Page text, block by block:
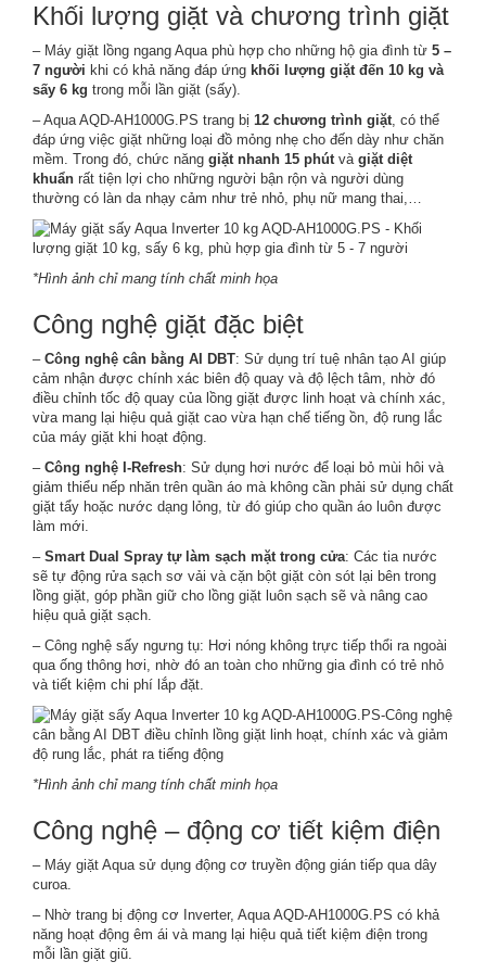
Khối lượng giặt và chương trình giặt
– Máy giặt lồng ngang Aqua phù hợp cho những hộ gia đình từ 5 –
7 người khi có khả năng đáp ứng khối lượng giặt đến 10 kg và
sấy 6 kg trong mỗi lần giặt (sấy).
– Aqua AQD-AH1000G.PS trang bị 12 chương trình giặt, có thể
đáp ứng việc giặt những loại đồ mỏng nhẹ cho đến dày như chăn
mềm. Trong đó, chức năng giặt nhanh 15 phútvà giặt diệt
khuẩn rất tiện lợi cho những người bận rộn và người dùng
thường có làn da nhạy cảm như trẻ nhỏ, phụ nữ mang thai,…
*Hình ảnh chỉ mang tính chất minh họa
Công nghệ giặt đặc biệt
– Công nghệ cân bằng AI DBT: Sử dụng trí tuệ nhân tạo AI giúp
cảm nhận được chính xác biên độ quay và độ lệch tâm, nhờ đó
điều chỉnh tốc độ quay của lồng giặt được linh hoạt và chính xác,
vừa mang lại hiệu quả giặt cao vừa hạn chế tiếng ồn, độ rung lắc
của máy giặt khi hoạt động.
– Công nghệ I-Refresh: Sử dụng hơi nước để loại bỏ mùi hôi và
giảm thiểu nếp nhăn trên quần áo mà không cần phải sử dụng chất
giặt tẩy hoặc nước dạng lỏng, từ đó giúp cho quần áo luôn được
làm mới.
– Smart Dual Spray tự làm sạch mặt trong cửa: Các tia nước
sẽ tự động rửa sạch sơ vải và cặn bột giặt còn sót lại bên trong
lồng giặt, góp phần giữ cho lồng giặt luôn sạch sẽ và nâng cao
hiệu quả giặt sạch.
– Công nghệ sấy ngưng tụ: Hơi nóng không trực tiếp thổi ra ngoài
qua ống thông hơi, nhờ đó an toàn cho những gia đình có trẻ nhỏ
và tiết kiệm chi phí lắp đặt.
*Hình ảnh chỉ mang tính chất minh họa
Công nghệ – động cơ tiết kiệm điện
– Máy giặt Aqua sử dụng động cơ truyền động gián tiếp qua dây
curoa.
– Nhờ trang bị động cơ Inverter, Aqua AQD-AH1000G.PS có khả
năng hoạt động êm ái và mang lại hiệu quả tiết kiệm điện trong
mỗi lần giặt giũ.